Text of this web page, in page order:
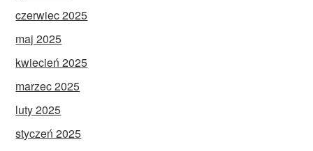
czerwiec 2025
maj 2025
kwiecień 2025
marzec 2025
luty 2025
styczeń 2025